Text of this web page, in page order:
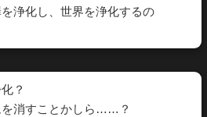
浄化し、世界を浄化するの
？
を消すことかしら……？